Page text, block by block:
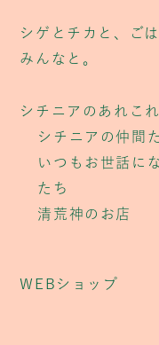
シゲとチカと、ごは
みんなと。
シチニアのあれこれ
シチニアの仲間
いつもお世話に
たち
清荒神のお店
WEBショップ